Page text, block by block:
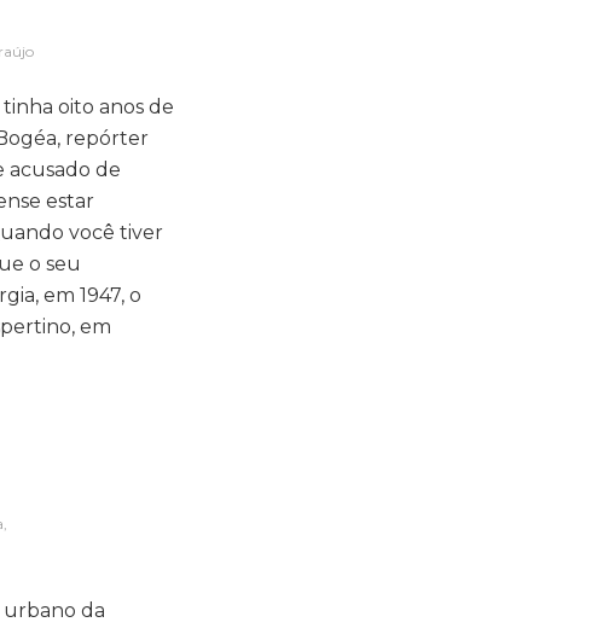
oito anos de
repórter
acusado de
estar
você tiver
o seu
em 1947, o
em
urbano da